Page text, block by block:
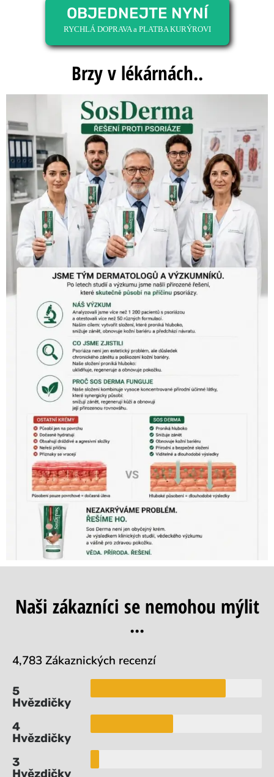
OBJEDNEJTE NYNÍ
RYCHLÁ DOPRAVA a PLATBA KURÝROVI
Brzy v lékárnách..
Naši zákazníci se nemohou mýlit
...
4,783 Zákaznických recenzí
5
Hvězdičky
4
Hvězdičky
3
Hvězdičky